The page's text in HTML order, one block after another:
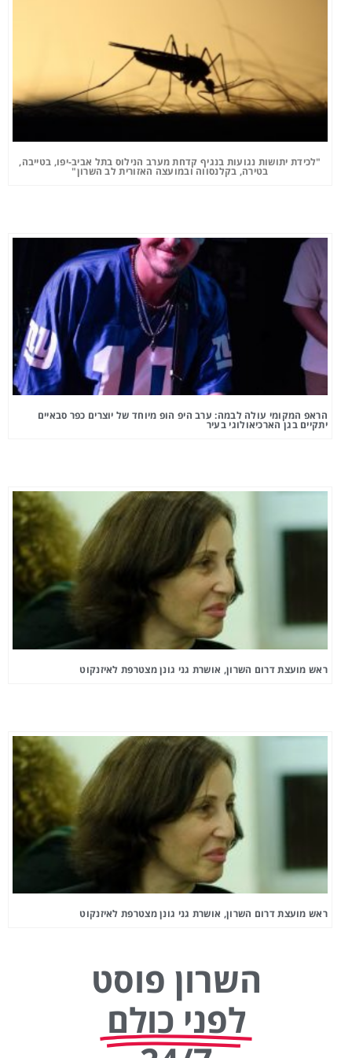
"לכידת יתושות נגועות בנגיף קדחת מערב הנילוס בתל אביב-יפו, בטייבה,
בטירה, בקלנסווה ובמועצה האזורית לב השרון"
הראפ המקומי עולה לבמה: ערב היפ הופ מיוחד של יוצרים כפר סבאיים
יתקיים בגן הארכיאולוגי בעיר
ראש מועצת דרום השרון, אושרת גני גונן מצטרפת לאיזנקוט
ראש מועצת דרום השרון, אושרת גני גונן מצטרפת לאיזנקוט
השרון פוסט
לפני כולם